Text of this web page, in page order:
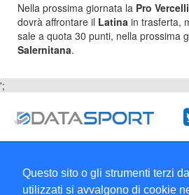
Questo sito o gli strumenti terzi
utilizzati si avvalgono di cookie
Nella prossima giornata la Pro
dovrà affrontare il Latina in trasferta,
sale a quota 30 punti, nella prossima
Salernitana.
';
Collabora con noi